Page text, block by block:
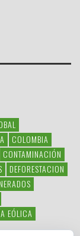
COLOMBIA
CONTAMINACIÓN
DEFORESTACION
EÓLICA